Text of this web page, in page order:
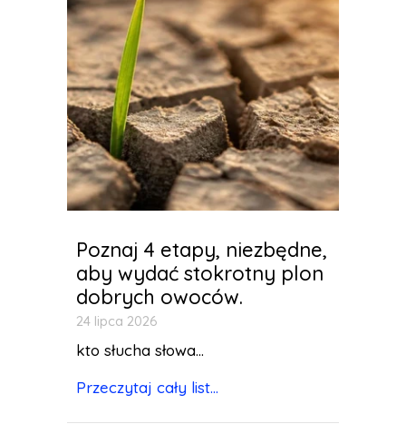
Poznaj 4 etapy, niezbędne,
aby wydać stokrotny plon
dobrych owoców.
24 lipca 2026
kto słucha słowa...
Przeczytaj cały list...